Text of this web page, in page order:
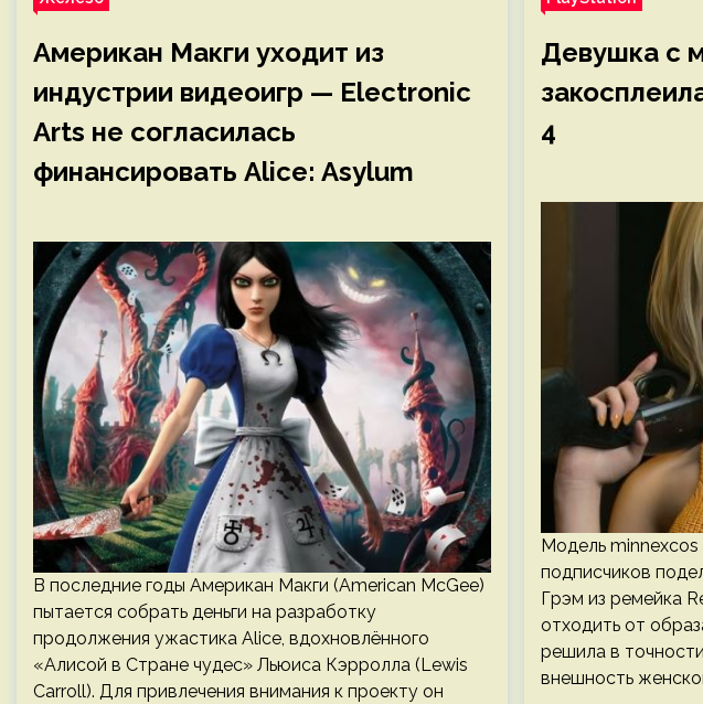
Американ Макги уходит из
индустрии видеоигр — Electronic
Arts не согласилась
финансировать Alice: Asylum
В последние годы Американ Макги (American McGee)
пытается собрать деньги на разработку
продолжения ужастика Alice, вдохновлённого
«Алисой в Стране чудес» Льюиса Кэрролла (Lewis
Carroll). Для привлечения внимания к проекту он
Девушка с
4
Модель minnexcos
подписчиков
Грэм из ремейка
отходить от
решила в
внешность